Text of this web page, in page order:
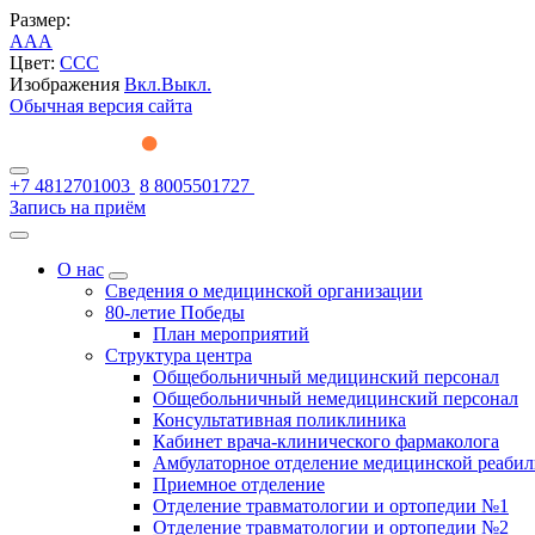
Размер:
AAA
Цвет: CCC
Изображения Вкл.Выкл.
Обычная версия сайта
+7 4812701003 8 8005501727
Запись на приём
О нас
Сведения о медицинской организации
80-летие Победы
План мероприятий
Структура центра
Общебольничный медицинский персонал
Общебольничный немедицинский персонал
Консультативная поликлиника
Кабинет врача-клинического фармаколога
Амбулаторное отделение медицинской
Приемное отделение
Отделение травматологии и ортопедии №1
Отделение травматологии и ортопедии №2